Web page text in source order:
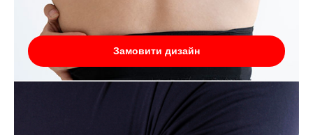
Замовити дизайн